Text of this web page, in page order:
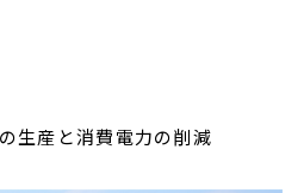
生産と消費電力の削減